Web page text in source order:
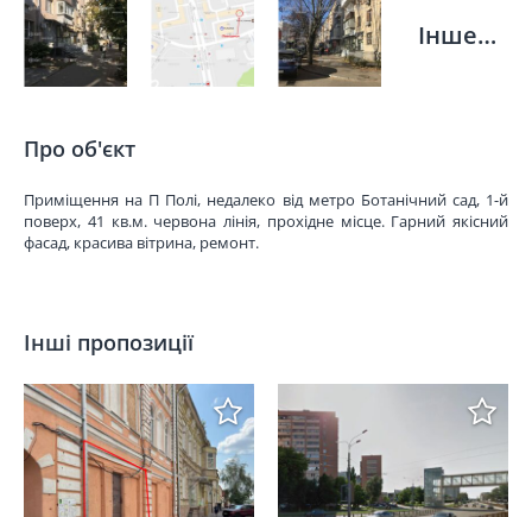
Інше…
Про об'єкт
Приміщення на П Полі, недалеко від метро Ботанічний сад, 1-й
поверх, 41 кв.м. червона лінія, прохідне місце. Гарний якісний
фасад, красива вітрина, ремонт.
Інші пропозиції